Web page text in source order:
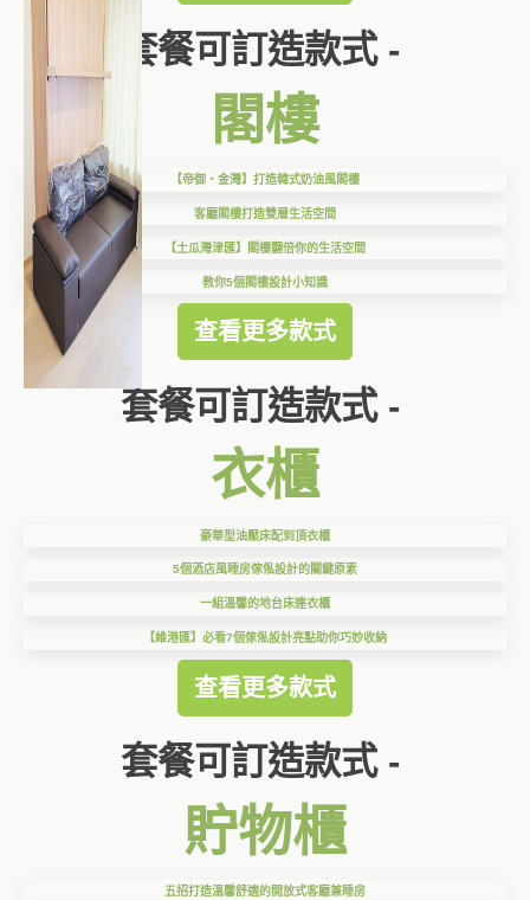
套餐可訂造款式 -
閣樓
【帝御‧金灣】打造韓式奶油風閣樓
客廳閣樓打造雙層生活空間
【土瓜灣津匯】閣樓翻倍你的生活空間
教你5個閣樓設計小知識
查看更多款式
套餐可訂造款式 -
衣櫃
豪華型油壓床配到頂衣櫃
5個酒店風睡房傢俬設計的關鍵原素
一組溫馨的地台床連衣櫃
【維港匯】必看7個傢俬設計亮點助你巧妙收納
查看更多款式
套餐可訂造款式 -
貯物櫃
五招打造溫馨舒適的開放式客廳兼睡房